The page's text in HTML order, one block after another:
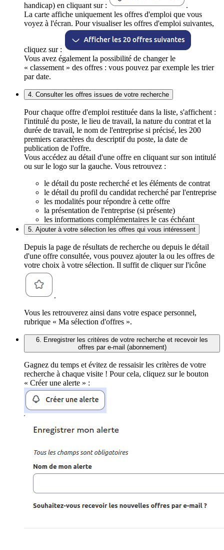
handicap) en cliquant sur :
.
La carte affiche uniquement les offres d'emploi que vous
voyez à l'écran. Pour visualiser les offres d'emploi suivantes,
cliquez sur :
Vous avez également la possibilité de changer le
« classement » des offres : vous pouvez par exemple les trier
par date.
4. Consulter les offres issues de votre recherche
Pour chaque offre d'emploi restituée dans la liste, s'affichent :
l'intitulé du poste, le lieu de travail, la nature du contrat et la
durée de travail, le nom de l'entreprise si précisé, les 200
premiers caractères du descriptif du poste, la date de
publication de l'offre.
Vous accédez au détail d'une offre en cliquant sur son intitulé
ou sur le logo sur la gauche. Vous retrouvez :
le détail du poste recherché et les éléments de contrat
le détail du profil du candidat recherché par l'entreprise
les modalités pour répondre à cette offre
la présentation de l'entreprise (si présente)
les informations complémentaires le cas échéant
5. Ajouter à votre sélection les offres qui vous intéressent
Depuis la page de résultats de recherche ou depuis le détail
d'une offre consultée, vous pouvez ajouter la ou les offres de
votre choix à votre sélection. Il suffit de cliquer sur l'icône
.
Vous les retrouverez ainsi dans votre espace personnel,
rubrique « Ma sélection d'offres ».
6. Enregistrer les critères de votre recherche et recevoir les
offres par e-mail (abonnement)
Gagnez du temps et évitez de ressaisir les critères de votre
recherche à chaque visite ! Pour cela, cliquez sur le bouton
« Créer une alerte » :